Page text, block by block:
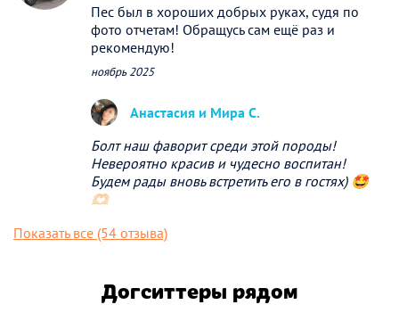
Пес был в хороших добрых руках, судя по
фото отчетам! Обращусь сам ещё раз и
рекомендую!
ноябрь 2025
Анастасия и Мира С.
Болт наш фаворит среди этой породы!
Невероятно красив и чудесно воспитан!
Будем рады вновь встретить его в гостях) 🤩
🫶🏻
Показать все (54 отзыва)
Догситтеры рядом